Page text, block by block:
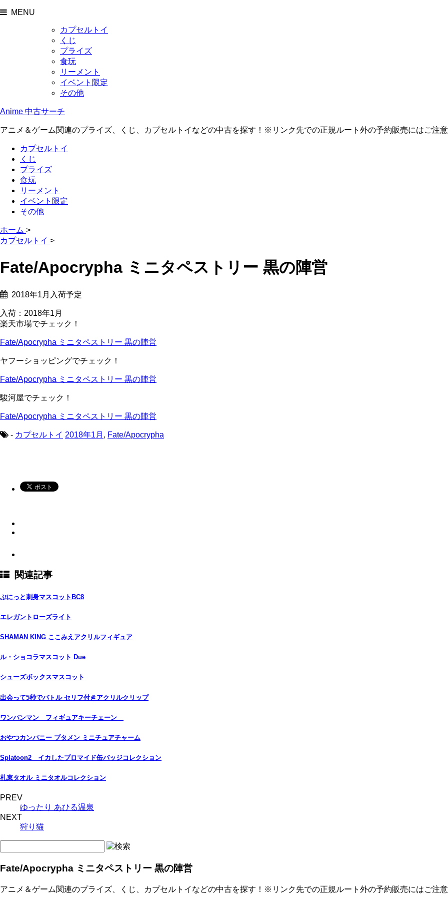
MENU
カプセルトイ
くじ
プライズ
食玩
リーメント
イベント限定
その他
Anime 中古サーチ
アニメ＆ゲーム関連のプライズ、くじ、カプセルトイなどの中古を探す！※リンク先での正規ルート外の予約販売にはご注
カプセルトイ
くじ
プライズ
食玩
リーメント
イベント限定
その他
ホーム >
カプセルトイ >
Fate/Apocrypha ミニタペストリー 黒の陣営
2018年1月入荷予定
入荷：2018年1月
楽天市場でチェック！
Fate/Apocrypha ミニタペストリー 黒の陣営
ヤフーショッピングでチェック！
Fate/Apocrypha ミニタペストリー 黒の陣営
駿河屋でチェック！
Fate/Apocrypha ミニタペストリー 黒の陣営
- カプセルトイ 2018年1月 , Fate/Apocrypha
関連記事
ぷにっと刺身マスコットBC8
エレガントローズライト
SHAMAN KING ここみえアクリルフィギュア
ル・ショコラマスコット Due
シューズボックスマスコット
出会って5秒でバトル セリフ付きアクリルクリップ
ワンパンマン フィギュアキーチェーン
おやつカンパニー ブタメン ミニチュアチャーム
Splatoon2 イカしたブロマイド缶バッジコレクション
札束タオル ミニタオルコレクション
PREV
ゆったり あひる温泉
NEXT
狩り猫
Fate/Apocrypha ミニタペストリー 黒の陣営
アニメ＆ゲーム関連のプライズ、くじ、カプセルトイなどの中古を探す！※リンク先での正規ルート外の予約販売にはご注